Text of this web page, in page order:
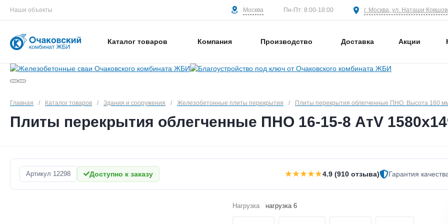
Наши объекты Москва Пн-Пт: 8:00-18:00 г. Москва, ул. Наташи
Каталог товаров Компания Производство Доставка Акции
Главная / Каталог товаров / Здания и сооружения / Железобетонные плиты перекрытия / Плиты перекрытия облегченные ПНО. Высота 160
Плиты перекрытия облегченные ПНО 16-15-8 АтV
Артикул 12298 Доступно к заказу ★★★★★4.9 (910 отзыва) Гарантия
Нагрузка нагрузка 6